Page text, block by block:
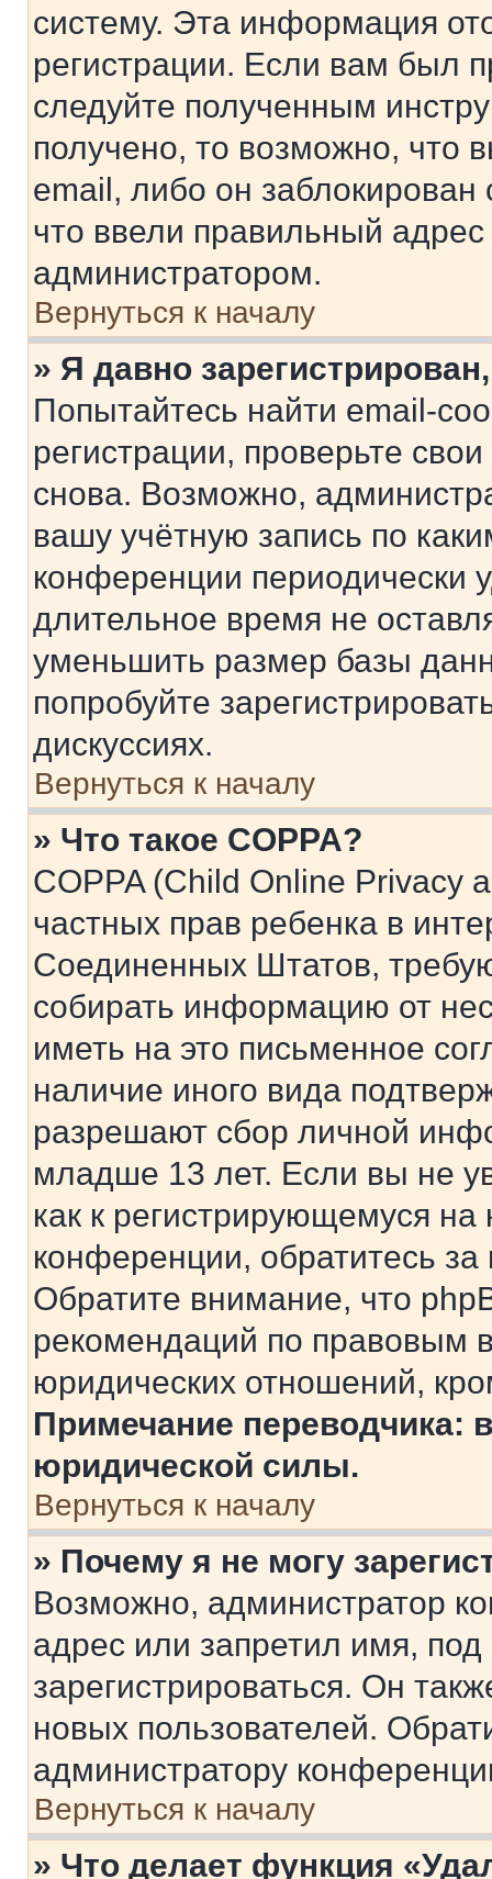
систему. Эта информация
регистрации. Если вам был
следуйте полученным
получено, то возможно, что
email, либо он
что ввели правильный адрес
администратором.
Вернуться к началу
» Я давно
Попытайтесь найти email-
регистрации, проверьте
снова. Возможно,
вашу учётную запись по
конференции периодически
длительное время не
уменьшить размер базы
попробуйте
дискуссиях.
Вернуться к началу
» Что такое COPPA?
COPPA (Child Online Privacy
частных прав ребенка в
Соединенных Штатов,
собирать информацию от
иметь на это письменное
наличие иного вида
разрешают сбор личной
младше 13 лет. Если вы не
как к регистрирующемуся
конференции, обратитесь
Обратите внимание, что
рекомендаций по правовым
юридических отношений,
Примечание переводчика:
юридической силы.
Вернуться к началу
» Почему я не могу
Возможно, администратор
адрес или запретил имя,
зарегистрироваться. Он
новых пользователей.
администратору
Вернуться к началу
» Что делает функция